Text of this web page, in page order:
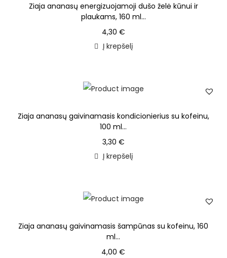
Ziaja ananasų energizuojamoji dušo želė kūnui ir
plaukams, 160 ml...
4,30 €
Į krepšelį
Ziaja ananasų gaivinamasis kondicionierius su kofeinu,
100 ml...
3,30 €
Į krepšelį
Ziaja ananasų gaivinamasis šampūnas su kofeinu, 160
ml...
4,00€